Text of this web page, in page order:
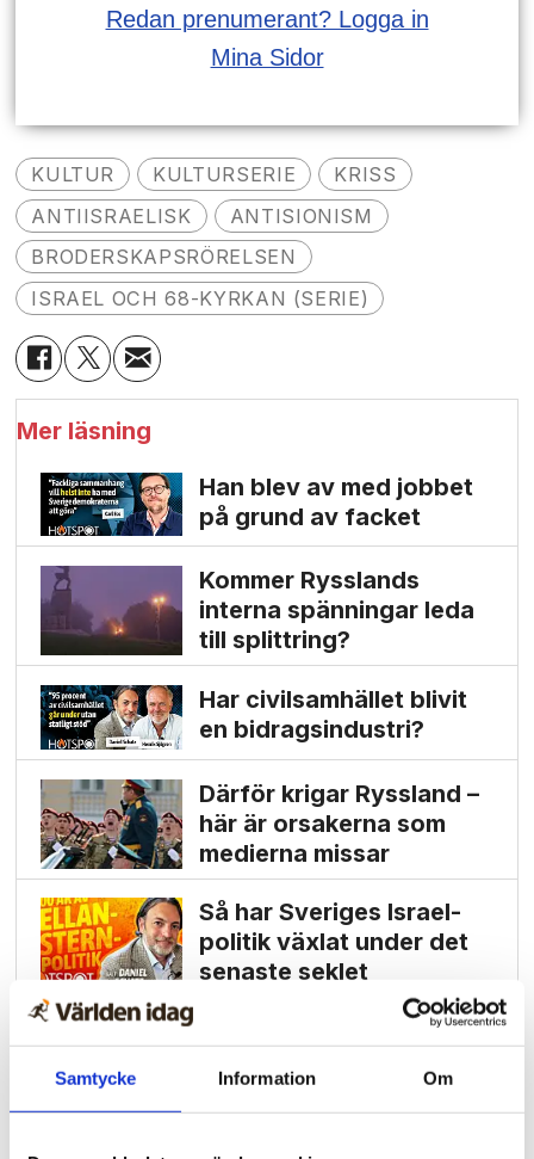
Samtycke Information Om
Redan prenumerant? Logga in
Mina Sidor
KULTUR KULTURSERIE
KRISS
ANTIISRAELISK
ANTISIONISM
BRODERSKAPSRÖRELSEN
ISRAEL OCH 68-KYRKAN (SERIE)
Mer läsning
Han blev av med jobbet
på grund av facket
Kommer Rysslands
interna spänningar leda
till splittring?
Har civilsamhället blivit
en bidrags­industri?
Därför krigar Ryssland –
här är orsakerna som
medierna missar
Så har Sveriges Israel­
politik växlat under det
senaste seklet